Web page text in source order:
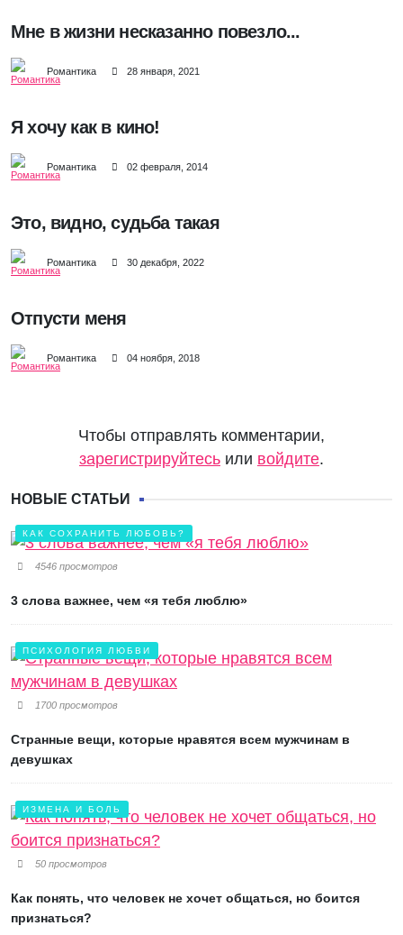
Мне в жизни несказанно повезло...
Романтика 28 января, 2021
Я хочу как в кино!
Романтика 02 февраля, 2014
Это, видно, судьба такая
Романтика 30 декабря, 2022
Отпусти меня
Романтика 04 ноября, 2018
Чтобы отправлять комментарии,
зарегистрируйтесь или войдите.
НОВЫЕ СТАТЬИ
КАК СОХРАНИТЬ ЛЮБОВЬ?
4546 просмотров
3 слова важнее, чем «я тебя люблю»
ПСИХОЛОГИЯ ЛЮБВИ
1700 просмотров
Странные вещи, которые нравятся всем мужчинам в
девушках
ИЗМЕНА И БОЛЬ
50 просмотров
Как понять, что человек не хочет общаться, но боится
признаться?